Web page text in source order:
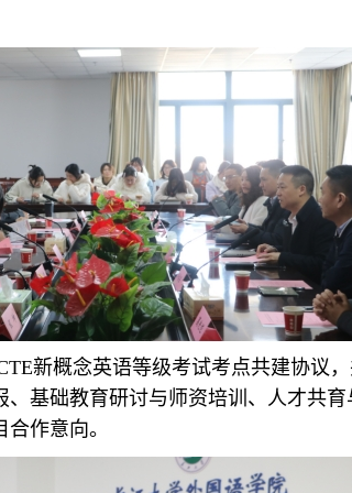
新概念英语等级考试考点共建协议
基础教育研讨与师资培训、人才共育
作意向。